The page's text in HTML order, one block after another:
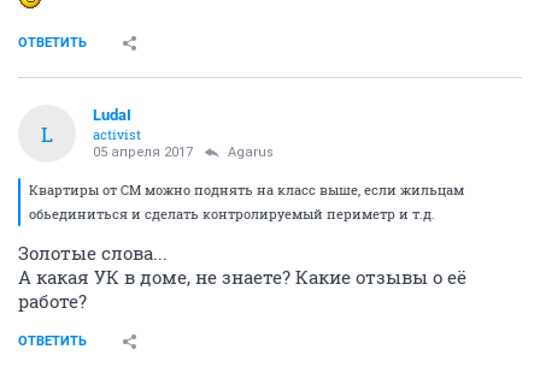
ОТВЕТИТЬ
L
LudaI
activist
05 апреля 2017 Agarus
Квартиры от СМ можно поднять на класс выше, если жильцам
обьединиться и сделать контролируемый периметр и т.д.
Золотые слова...
А какая УК в доме, не знаете? Какие отзывы о её
работе?
ОТВЕТИТЬ